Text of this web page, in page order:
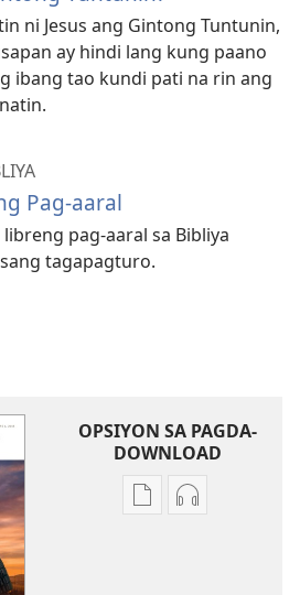
ni Jesus ang Gintong Tuntunin,
ay hindi lang kung paano
ibang tao kundi pati na rin ang
Pag-aaral
pag-aaral sa Bibliya
tagapagturo.
OPSIYON SA PAGDA-
DOWNLOAD
OpsiyonOpsiyon